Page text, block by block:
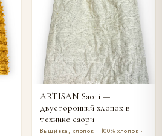
ARTISAN Saori —
двусторонний хлопок в
технике саори
Вышивка, хлопок · 100% хлопок ·